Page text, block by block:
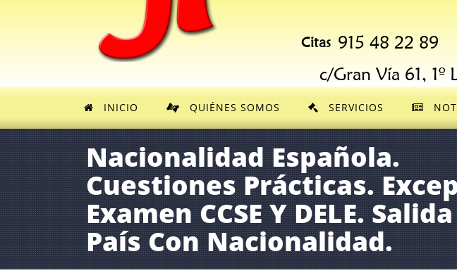
Citas 915 48 22 89
c/Gran Vía 61,
INICIO QUIÉNES SOMOS SERVICIOS
Nacionalidad Española.
Cuestiones Prácticas.
Examen CCSE Y DELE.
País Con Nacionalidad.